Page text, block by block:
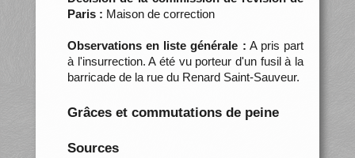
Paris : Maison de correction
Observations en liste générale : A pris part
à l'insurrection. A été vu porteur d'un fusil à la
barricade de la rue du Renard Saint-Sauveur.
Grâces et commutations de peine
Sources